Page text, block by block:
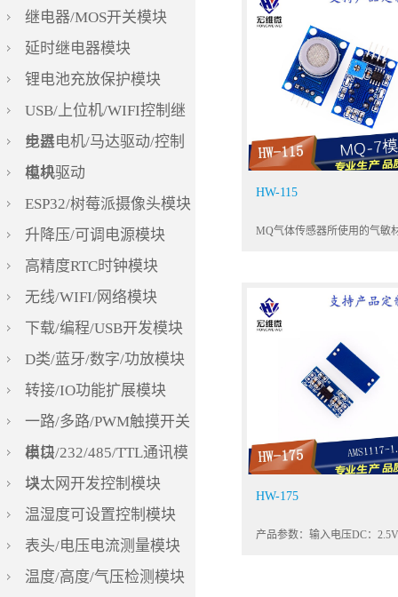
继电器/MOS开关模块
延时继电器模块
锂电池充放保护模块
USB/上位机/WIFI控制继
电器
步进电机/马达驱动/控制
模块
电机驱动
ESP32/树莓派摄像头模块
升降压/可调电源模块
高精度RTC时钟模块
无线/WIFI/网络模块
下载/编程/USB开发模块
D类/蓝牙/数字/功放模块
转接/IO功能扩展模块
一路/多路/PWM触摸开关
模块
串口/232/485/TTL通讯模
块
以太网开发控制模块
温湿度可设置控制模块
表头/电压电流测量模块
温度/高度/气压检测模块
HW-115
HW-175